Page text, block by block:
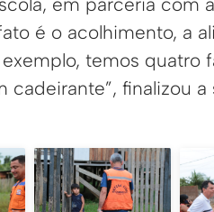
é o acolhimento, a
temos quatro
finalizou a